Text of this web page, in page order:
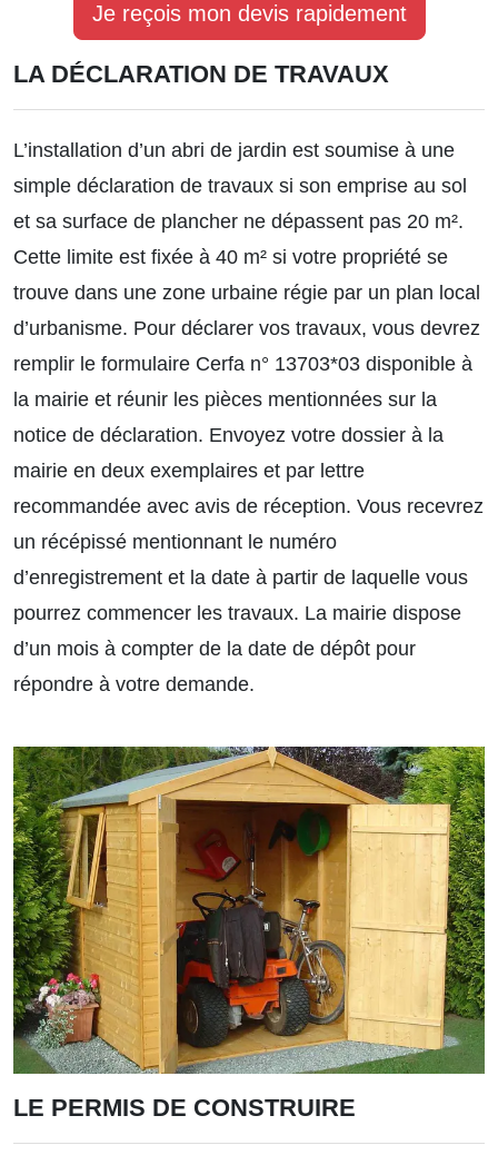
Je reçois mon devis rapidement
LA DÉCLARATION DE TRAVAUX
L’installation d’un abri de jardin est soumise à une
simple déclaration de travaux si son emprise au sol
et sa surface de plancher ne dépassent pas 20 m².
Cette limite est fixée à 40 m² si votre propriété se
trouve dans une zone urbaine régie par un plan local
d’urbanisme. Pour déclarer vos travaux, vous devrez
remplir le formulaire Cerfa n° 13703*03 disponible à
la mairie et réunir les pièces mentionnées sur la
notice de déclaration. Envoyez votre dossier à la
mairie en deux exemplaires et par lettre
recommandée avec avis de réception. Vous recevrez
un récépissé mentionnant le numéro
d’enregistrement et la date à partir de laquelle vous
pourrez commencer les travaux. La mairie dispose
d’un mois à compter de la date de dépôt pour
répondre à votre demande.
LE PERMIS DE CONSTRUIRE